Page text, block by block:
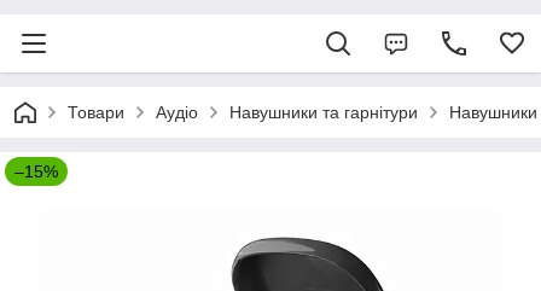
Товари Аудіо Навушники та гарнітури
–15%